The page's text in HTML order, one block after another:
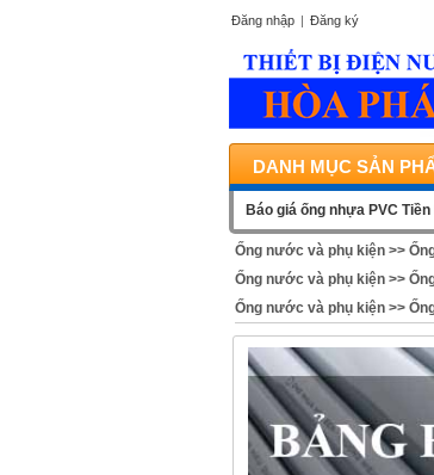
Đăng nhập | Đăng ký
DANH MỤC SẢN
Báo giá ống nhựa PVC
Ống nước và phụ kiện >>
Ống nước và phụ kiện >>
Ống nước và phụ kiện >>